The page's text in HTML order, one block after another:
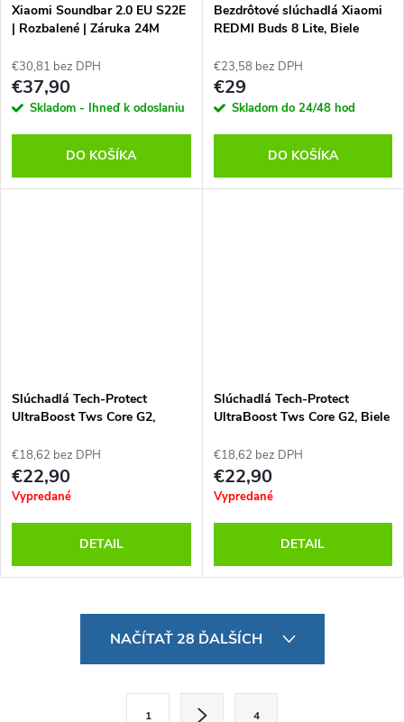
Xiaomi Soundbar 2.0 EU S22E
| Rozbalené | Záruka 24M
€30,81 bez DPH
€37,90
Skladom - Ihneď k odoslaniu
DO KOŠÍKA
Bezdrôtové slúchadlá Xiaomi
REDMI Buds 8 Lite, Biele
€23,58 bez DPH
€29
Skladom do 24/48 hod
DO KOŠÍKA
Slúchadlá Tech-Protect
UltraBoost Tws Core G2,
€18,62 bez DPH
€22,90
Vypredané
DETAIL
Slúchadlá Tech-Protect
UltraBoost Tws Core G2, Biele
€18,62 bez DPH
€22,90
Vypredané
DETAIL
NAČÍTAŤ 28 ĎALŠÍCH
1 4